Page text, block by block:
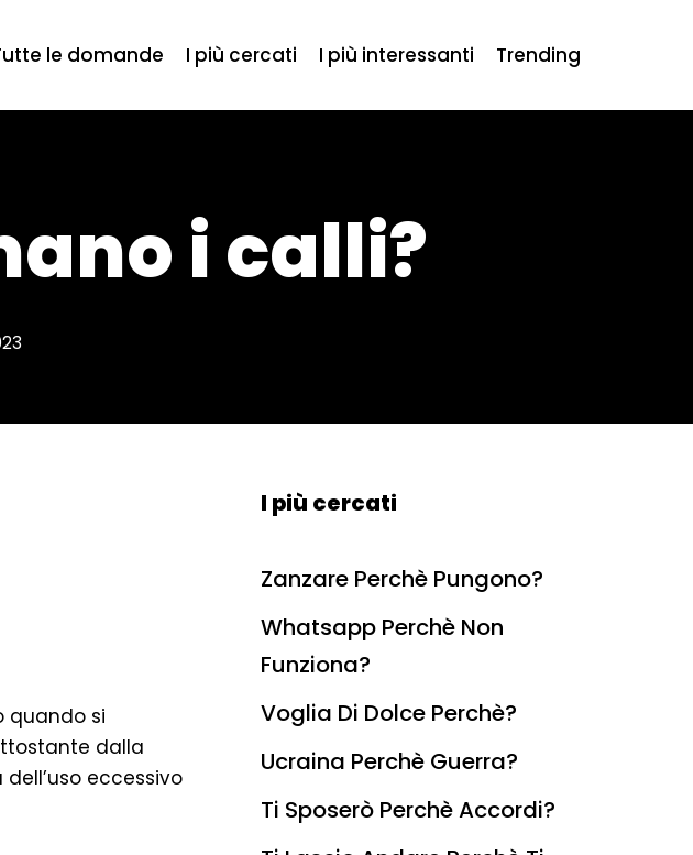
le domande I più cercati I più interessanti Trending
i calli?
quando si
dalla
eccessivo
I più cercati
Zanzare Perchè Pungono?
Whatsapp Perchè Non
Funziona?
Voglia Di Dolce Perchè?
Ucraina Perchè Guerra?
Ti Sposerò Perchè Accordi?